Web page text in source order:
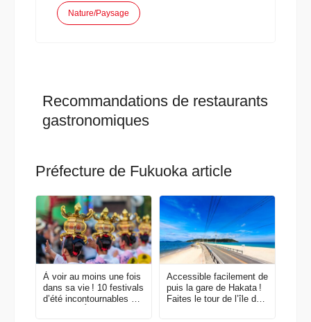
Nature/Paysage
Recommandations de restaurants
gastronomiques
Préfecture de Fukuoka article
À voir au moins une fois
dans sa vie ! 10 festivals
d’été incontournables au
Accessible facilement de
puis la gare de Hakata !
Faites le tour de l’île de